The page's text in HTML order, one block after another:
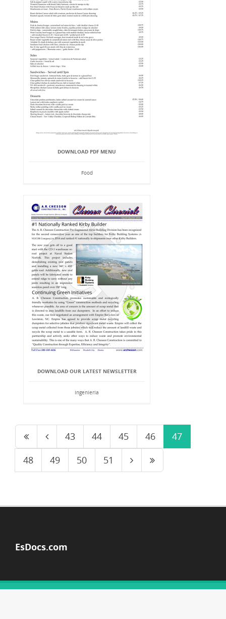
DOWNLOAD PDF MENU
Food
DOWNLOAD OUR LATEST NEWSLETTER
Ingeniería
43 44 45 46
47
48
49 50 51
EsDocs.com